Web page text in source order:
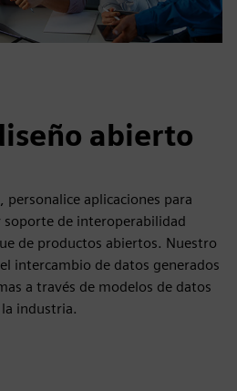
abierto
personalice aplicaciones para
soporte de interoperabilidad
de productos abiertos. Nuestro
intercambio de datos generados
a través de modelos de datos
industria.